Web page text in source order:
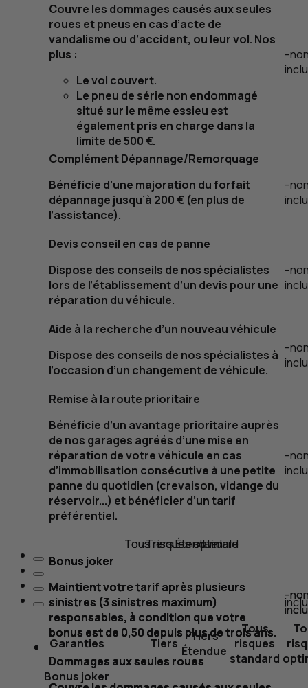
Couvre les dommages causés aux seules
roues et pneus en cas d’acte de
vandalisme ou d’accident, ou leur vol. Nos
plus :
Le vol couvert.
Le pneu de série non endommagé
situé sur le même essieu est
également pris en charge dans la
limite de 500 €.
–
Complément Dépannage/Remorquage
Bénéficie d’une majoration du forfait
dépannage jusqu’à 200 € (en plus de
l’assistance).
–
Devis conseil en cas de panne
Dispose des conseils de nos spécialistes
lors de l’établissement d’un devis pour une
réparation du véhicule.
–
Aide à la recherche d’un nouveau véhicule
Dispose des conseils de nos spécialistes à
l’occasion d’un changement de véhicule.
–
Remise à la route prioritaire
Bénéficie d’un avantage prioritaire auprès
de nos garages agréés d’une mise en
réparation de votre véhicule en cas
d’immobilisation consécutive à une petite
panne du quotidien (crevaison, vidange du
réservoir...) et bénéficier d’un tarif
préférentiel.
–
Tiers Étendue
Bonus joker
Maintient votre tarif après plusieurs
sinistres (3 sinistres maximum)
responsables, à condition que votre
bonus est de 0,50 depuis plus de trois ans.
–
Dommages aux seules roues
Tous risques standard
Bonus joker
Maintient votre tarif après plusieurs
sinistres (3 sinistres maximum)
responsables, à condition que votre
bonus est de 0,50 depuis plus de trois ans.
–
Dommages aux seules roues
Tous risques optimale
Bonus joker
Maintient votre tarif après plusieurs
sinistres (3 sinistres maximum)
responsables, à condition que votre
bonus est de 0,50 depuis plus de trois ans.
Dommages aux seules roues
Garanties Tiers
Tiers
Étendue
Tous
risques
standard
Bonus joker